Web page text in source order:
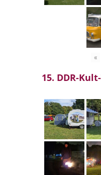
«
15. DDR-